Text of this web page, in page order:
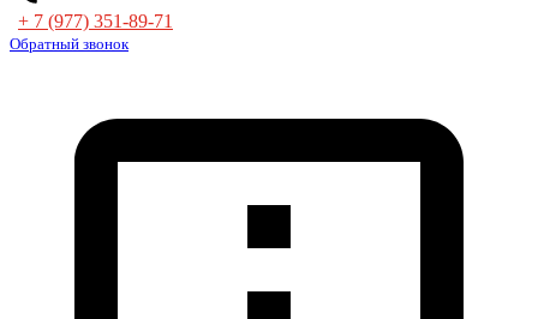
+ 7 (977) 351-89-71
Обратный звонок